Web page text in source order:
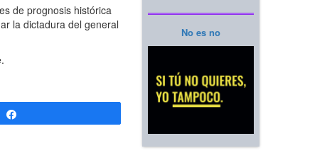
de prognosis histórica
la dictadura del general
No es no